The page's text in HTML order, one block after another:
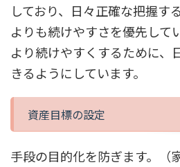
しており、日々正確な把握する
よりも続けやすさを優先して
より続けやすくするために、
きるようにしています。
資産目標の設定
手段の目的化を防ぎます。（